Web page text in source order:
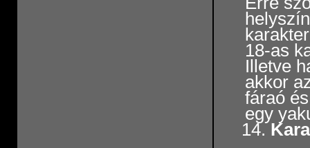
18-as
Illetve
akkor
fáraó
egy
14.